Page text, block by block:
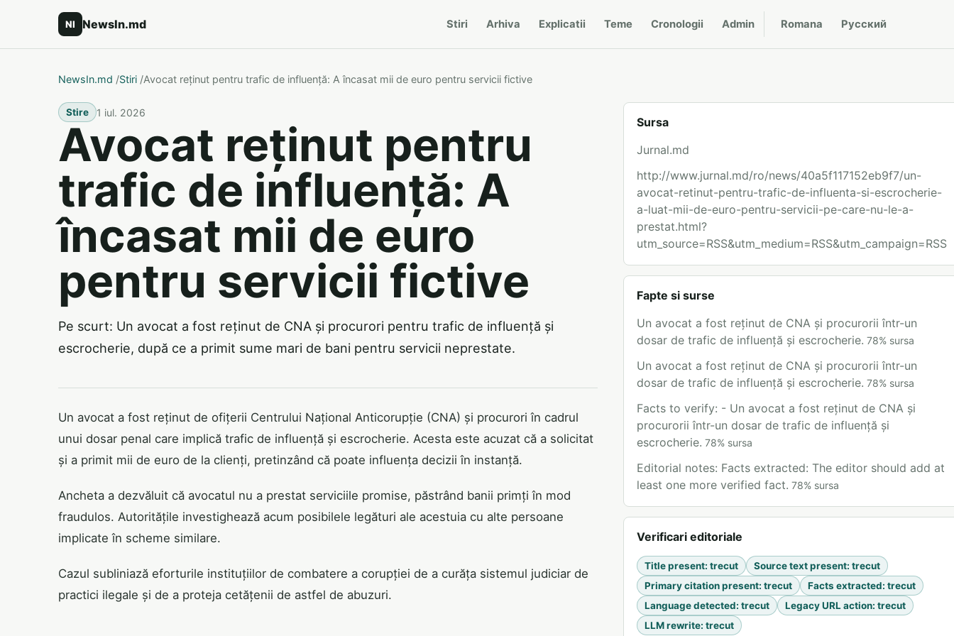
NI NewsIn.md Stiri Arhiva Explicatii Teme Cronologii Admin Romana Русский
NewsIn.md /Stiri /Avocat reținut pentru trafic de influență: A încasat mii de euro pentru servicii fictive
Stire 1 iul. 2026
Avocat reținut pentru
trafic de influență: A
încasat mii de euro
pentru servicii fictive
Pe scurt: Un avocat a fost reținut de CNA și procurori pentru trafic de influență și
escrocherie, după ce a primit sume mari de bani pentru servicii neprestate.
Un avocat a fost reținut de ofițerii Centrului Național Anticorupție (CNA) și procurori în cadrul
unui dosar penal care implică trafic de influență și escrocherie. Acesta este acuzat că a solicitat
și a primit mii de euro de la clienți, pretinzând că poate influența decizii în instanță.
Ancheta a dezvăluit că avocatul nu a prestat serviciile promise, păstrând banii primți în mod
fraudulos. Autoritățile investighează acum posibilele legături ale acestuia cu alte persoane
implicate în scheme similare.
Cazul subliniază eforturile instituțiilor de combatere a corupției de a curăța sistemul judiciar de
practici ilegale și de a proteja cetățenii de astfel de abuzuri.
Sursa
Jurnal.md
http://www.jurnal.md/ro/news/40a5f117152eb9f7/un-
avocat-retinut-pentru-trafic-de-influenta-si-escrocherie-
a-luat-mii-de-euro-pentru-servicii-pe-care-nu-le-a-
prestat.html?
utm_source=RSS&utm_medium=RSS&utm_campaign=RSS
Fapte si surse
Un avocat a fost reținut de CNA și procurorii într-un
dosar de trafic de influență și escrocherie. 78% sursa
Un avocat a fost reținut de CNA și procurorii într-un
dosar de trafic de influență și escrocherie. 78% sursa
Facts to verify: - Un avocat a fost reținut de CNA și
procurorii într-un dosar de trafic de influență și
escrocherie. 78% sursa
Editorial notes: Facts extracted: The editor should add at
least one more verified fact. 78% sursa
Verificari editoriale
Title present: trecut Source text present: trecut
Primary citation present: trecut Facts extracted: trecut
Language detected: trecut Legacy URL action: trecut
LLM rewrite: trecut